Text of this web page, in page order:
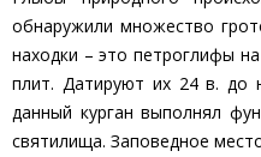
обнаружили множество
находки – это петроглифы
плит. Датируют их 24 в. до
данный курган выполнял
святилища. Заповедное